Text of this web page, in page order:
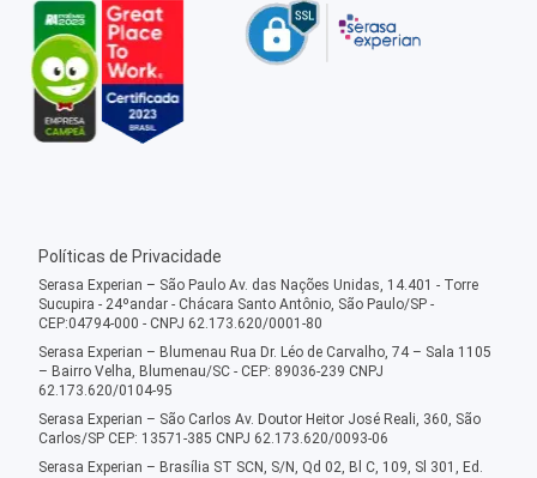
Políticas de Privacidade
Serasa Experian – São Paulo Av. das Nações Unidas, 14.401 - Torre
Sucupira - 24ºandar - Chácara Santo Antônio, São Paulo/SP -
CEP:04794-000 - CNPJ 62.173.620/0001-80
Serasa Experian – Blumenau Rua Dr. Léo de Carvalho, 74 – Sala 1105
– Bairro Velha, Blumenau/SC - CEP: 89036-239 CNPJ
62.173.620/0104-95
Serasa Experian – São Carlos Av. Doutor Heitor José Reali, 360, São
Carlos/SP CEP: 13571-385 CNPJ 62.173.620/0093-06
Serasa Experian – Brasília ST SCN, S/N, Qd 02, Bl C, 109, Sl 301, Ed.